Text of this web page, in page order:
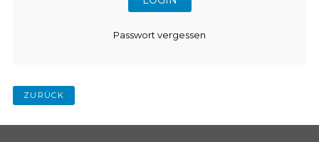
Passwort vergessen
ZURÜCK